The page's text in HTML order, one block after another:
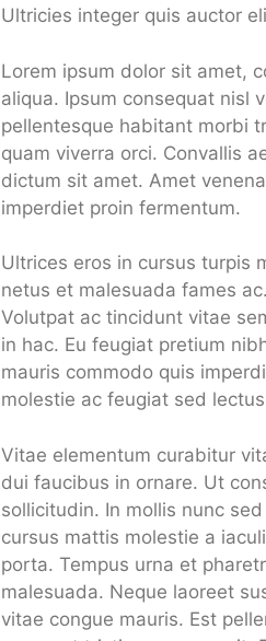
Ultricies integer quis auctor
Lorem ipsum dolor sit amet,
aliqua. Ipsum consequat nisl
pellentesque habitant morbi
quam viverra orci. Convallis
dictum sit amet. Amet
imperdiet proin fermentum.
Ultrices eros in cursus turpis
netus et malesuada fames
Volutpat ac tincidunt vitae
in hac. Eu feugiat pretium
mauris commodo quis
molestie ac feugiat sed
Vitae elementum curabitur
dui faucibus in ornare. Ut
sollicitudin. In mollis nunc
cursus mattis molestie a
porta. Tempus urna et
malesuada. Neque laoreet
vitae congue mauris. Est